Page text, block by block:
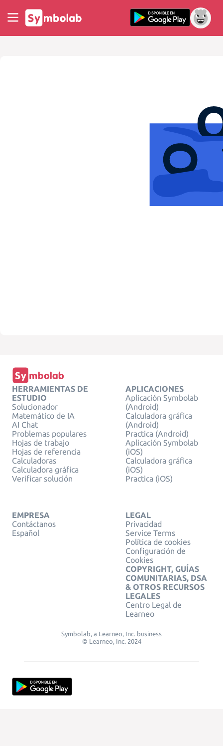
HERRAMIENTAS DE
ESTUDIO
Solucionador
Matemático de IA
AI Chat
Problemas populares
Hojas de trabajo
Hojas de referencia
Calculadoras
Calculadora gráfica
Verificar solución
APLICACIONES
Aplicación Symbolab
(Android)
Calculadora gráfica
(Android)
Practica (Android)
Aplicación Symbolab
(iOS)
Calculadora gráfica
(iOS)
Practica (iOS)
EMPRESA
Contáctanos
Español
LEGAL
Privacidad
Service Terms
Política de cookies
Configuración de
Cookies
COPYRIGHT, GUÍAS
COMUNITARIAS, DSA
& OTROS RECURSOS
LEGALES
Centro Legal de
Learneo
Symbolab, a Learneo, Inc. business
© Learneo, Inc. 2024